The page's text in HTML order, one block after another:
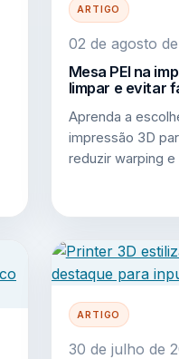
ARTIGO
02 de agosto
Mesa PEI na
limpar e evitar
Aprenda a
impressão 3D
reduzir warping
ARTIGO
30 de julho de